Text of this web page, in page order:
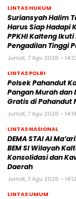
LINTAS HUKUM
Suriansyah Halim
Harus Siap Hadapi
PPKHI Kalteng
Pengadilan Tinggi
Jumat, 7 Agu 2026 -
LINTAS POLRI
Polsek Pahandut
Pangan Murah dan
Gratis di Pahandut
Jumat, 7 Agu 2026 -
LINTAS NASIONAL
DEMA STAI Al
BEM SI Wilayah
Konsolidasi dan
Daerah
Jumat, 7 Agu 2026 -
LINTAS UMUM